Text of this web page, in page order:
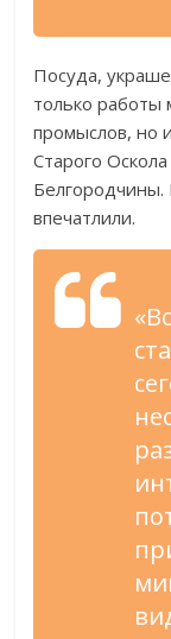
Посуда,
только
промыслов, но
Старого
Белгородчины.
впечатлили.